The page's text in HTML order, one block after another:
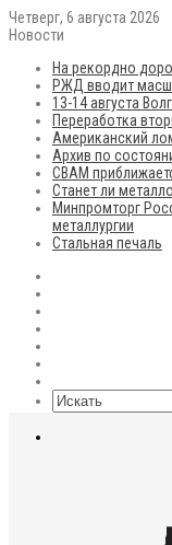
Четверг, 6 августа 2026
Новости
На рекордно
РЖД вводит
13-14 августа
Переработка
Американский
Архив по
CBAM
Станет ли
Минпромторг
металлургии
Стальная печаль